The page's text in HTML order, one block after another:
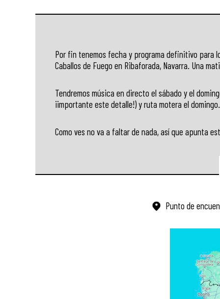
Por fin tenemos fecha y programa definitivo para
Caballos de Fuego en Ribaforada, Navarra. Una
Tendremos música en directo el sábado y el
¡importante este detalle!) y ruta motera el domingo.
Como ves no va a faltar de nada, así que apunta
Punto de